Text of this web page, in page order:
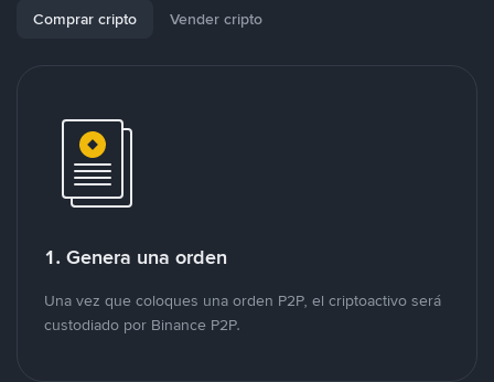
Comprar cripto Vender cripto
1. Genera una orden
Una vez que coloques una orden P2P, el criptoactivo será
custodiado por Binance P2P.